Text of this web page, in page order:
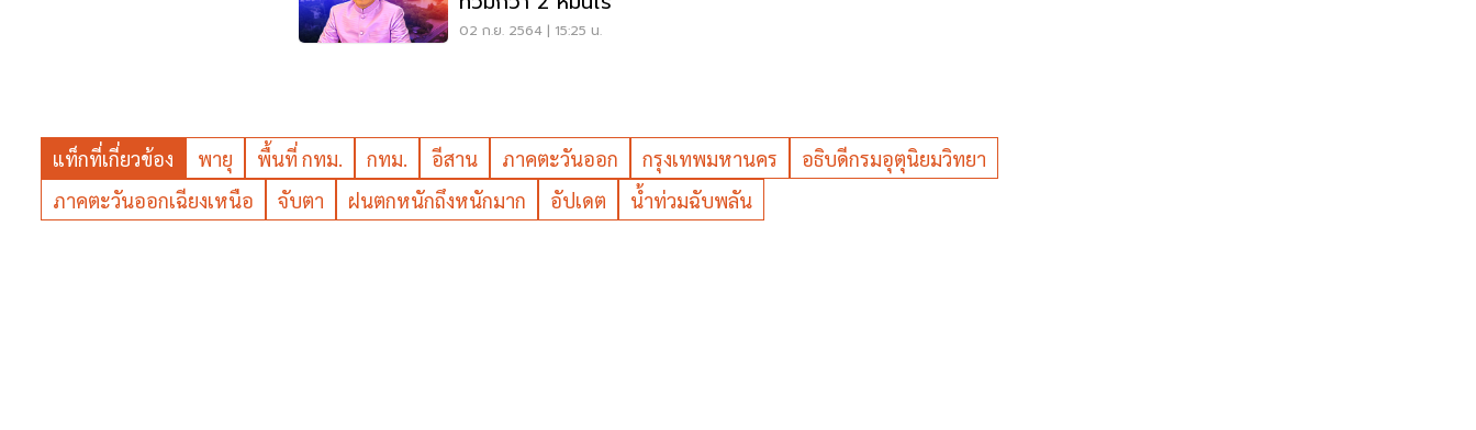
02 ก.ย. 2564 | 15:25 น.
แท็กที่เกี่ยวข้อง พายุ พื้นที่ กทม. กทม. อีสาน ภาคตะวันออก กรุงเทพมหานคร
อธิบดีกรมอุตุนิยมวิทยา
ภาคตะวันออกเฉียงเหนือ
จับตา ฝนตกหนักถึงหนักมาก อัปเดต น้ำท่วมฉับพลัน